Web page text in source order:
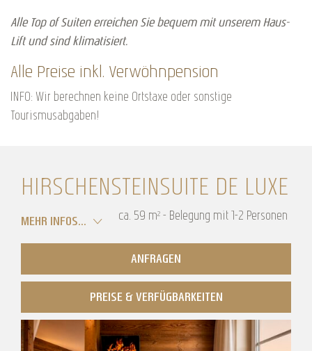
Alle Top of Suiten erreichen Sie bequem mit unserem Haus-
Lift und sind klimatisiert.
Alle Preise inkl. Verwöhnpension
INFO: Wir berechnen keine Ortstaxe oder sonstige
Tourismusabgaben!
HIRSCHENSTEINSUITE DE LUXE
ca. 59 m² - Belegung mit 1-2 Personen
MEHR INFOS...
ANFRAGEN
PREISE & VERFÜGBARKEITEN
Hirschensteinsuite de luxe